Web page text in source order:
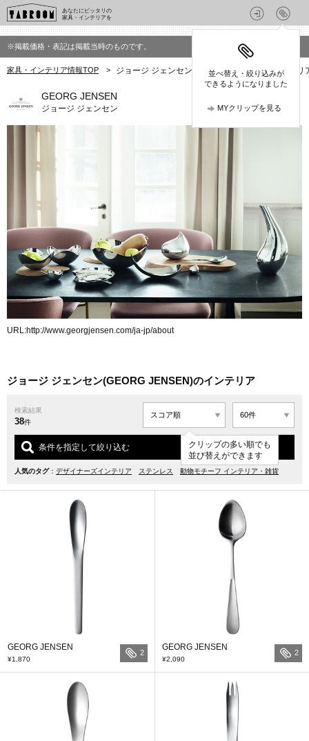
あなたにピッタリの
家具・インテリアを
並べ替え・絞り込みが
できるようになりました
MYクリップを見る
※掲載価格・表記は掲載当時のものです。
家具・インテリア情報TOP > ジョージ ジェンセン(GEORG JENSEN)のインテリ
GEORG JENSEN
ジョージ ジェンセン
URL:http://www.georgjensen.com/ja-jp/about
ジョージ ジェンセン(GEORG JENSEN)のインテリア
検索結果
38件
クリップの多い順でも
並び替えができます
条件を指定して絞り込む
人気のタグ： デザイナーズインテリア ステンレス 動物モチーフ インテリア・雑貨
GEORG JENSEN
¥1,870
2
GEORG JENSEN
¥2,090
2